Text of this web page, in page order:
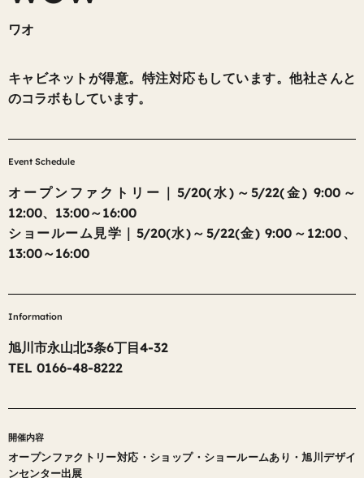
ワオ
キャビネットが得意。特注対応もしています。他社さんと
のコラボもしています。
Event Schedule
オープンファクトリー｜5/20(水)～5/22(金) 9:00～
12:00、13:00～16:00​
ショールーム見学｜5/20(水)～5/22(金) 9:00～12:00、
13:00～16:00
Information
旭川市永山北3条6丁目4-32
TEL 0166-48-8222
開催内容
オープンファクトリー対応 ・ ショップ・ショールームあり ・旭川デザイ
ンセンター出展